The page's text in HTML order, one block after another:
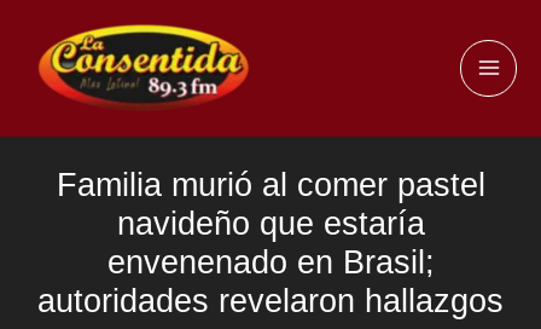
contenido
Familia murió al comer pastel
navideño que estaría
envenenado en Brasil;
autoridades revelaron hallazgos